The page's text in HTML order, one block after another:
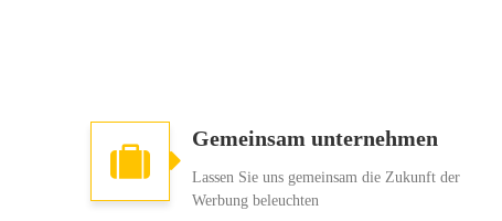
Gemeinsam unternehmen
Lassen Sie uns gemeinsam die Zukunft der
Werbung beleuchten